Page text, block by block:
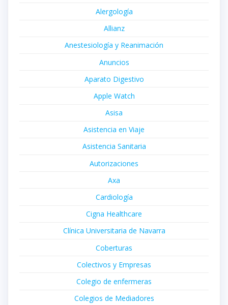
Alergología
Allianz
Anestesiología y Reanimación
Anuncios
Aparato Digestivo
Apple Watch
Asisa
Asistencia en Viaje
Asistencia Sanitaria
Autorizaciones
Axa
Cardiología
Cigna Healthcare
Clínica Universitaria de Navarra
Coberturas
Colectivos y Empresas
Colegio de enfermeras
Colegios de Mediadores